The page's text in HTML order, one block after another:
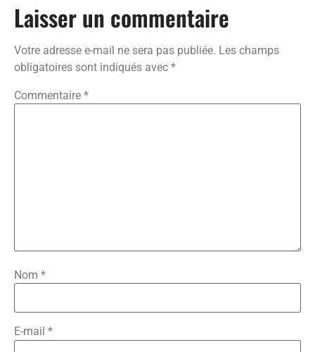
Laisser un commentaire
Votre adresse e-mail ne sera pas publiée. Les champs
obligatoires sont indiqués avec *
Commentaire *
Nom *
E-mail *